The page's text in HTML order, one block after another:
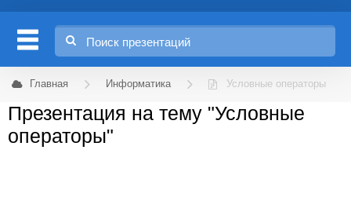
Главная Информатика Условные операторы
Презентация на тему "Условные
операторы"